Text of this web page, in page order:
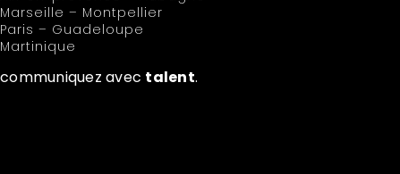
Marseille – Montpellier
Paris – Guadeloupe
Martinique
communiquez avec talent.